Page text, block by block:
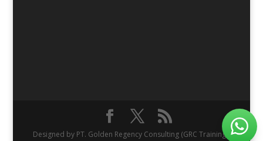
Designed by PT. Golden Regency Consulting (GRC Training).